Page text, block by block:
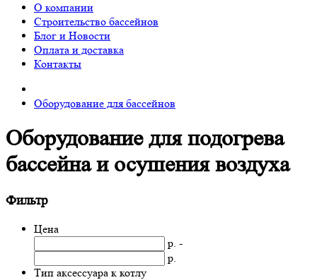
О компании
Строительство бассейнов
Блог и Новости
Оплата и доставка
Контакты
Оборудование для бассейнов
Оборудование для подогрева
бассейна и осушения воздуха
Фильтр
Цена
р. -
р.
Тип аксессуара к котлу